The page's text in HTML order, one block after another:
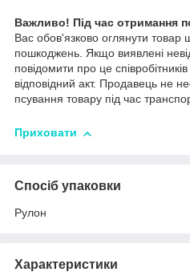
Важливо! Під час отримання
Вас обов'язково оглянути товар
пошкоджень. Якщо виявлені
повідомити про це
відповідний акт. Продавець не
псування товару під час
Приховати
Спосіб упаковки
Рулон
Характеристики